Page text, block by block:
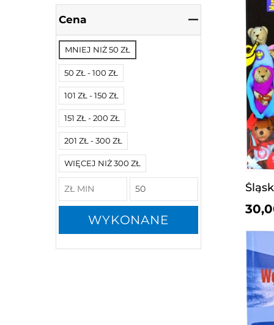
Cena
MNIEJ NIŻ 50 ZŁ
50 ZŁ - 100 ZŁ
101 ZŁ - 150 ZŁ
151 ZŁ - 200 ZŁ
201 ZŁ - 300 ZŁ
WIĘCEJ NIŻ 300 ZŁ
WYKONANE